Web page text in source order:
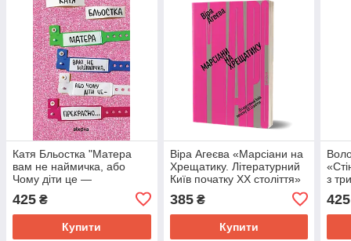
Катя Бльостка "Матера
вам не наймичка, або
Чому діти це —
425 ₴
Купити
Віра Агеєва «Марсіани на
Хрещатику. Літературний
Київ початку XX століття»
385₴
Купити
з
425